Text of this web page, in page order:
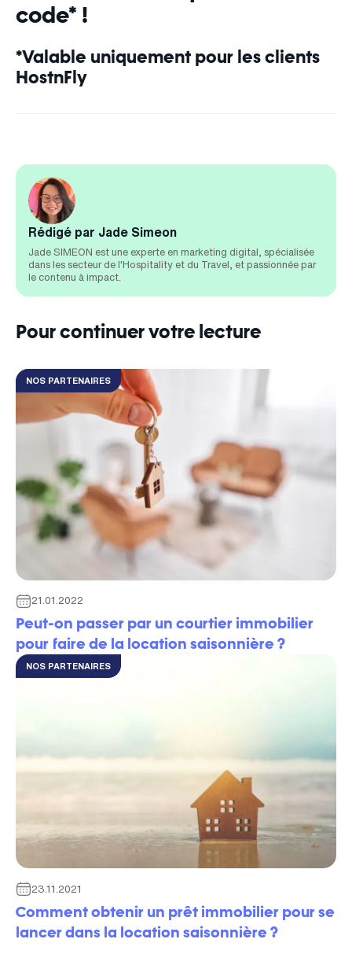
code* !
*Valable uniquement pour les clients
HostnFly
Rédigé par Jade Simeon
Jade SIMEON est une experte en marketing digital, spécialisée
dans les secteur de l'Hospitality et du Travel, et passionnée par
le contenu à impact.
Pour continuer votre lecture
NOS PARTENAIRES
21.01.2022
Peut-on passer par un courtier immobilier
pour faire de la location saisonnière ?
NOS PARTENAIRES
23.11.2021
Comment obtenir un prêt immobilier pour se
lancer dans la location saisonnière ?